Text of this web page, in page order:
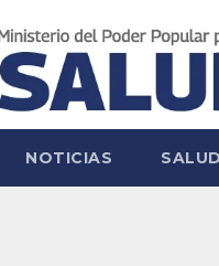
NOTICIAS